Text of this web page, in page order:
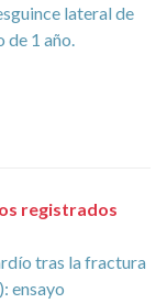
lateral de
1 año.
registrados
tras la fractura
ensayo